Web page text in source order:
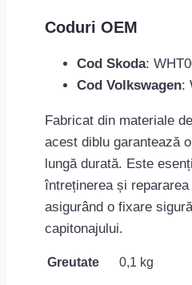
Coduri OEM
Cod Skoda:
Cod Volkswagen:
Fabricat din materiale
acest diblu garantează
lungă durată. Este
întreținerea și
asigurând o fixare
capitonajului.
Greutate 0,1 kg